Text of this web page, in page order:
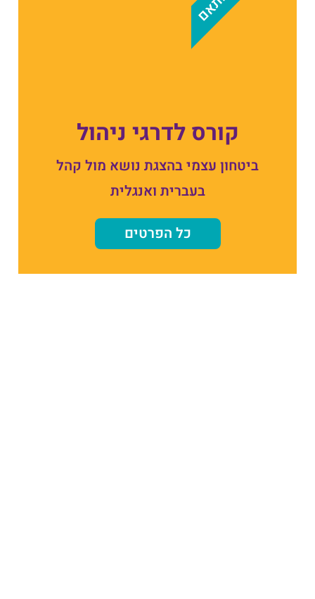
קורס לדרגי ניהול
ביטחון עצמי בהצגת נושא מול קהל
בעברית ואנגלית
כל הפרטים